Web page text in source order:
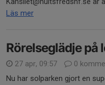
Läs mer
Rörelseglädje på
27 apr, 09:57
0
Nu har solparken gjort en